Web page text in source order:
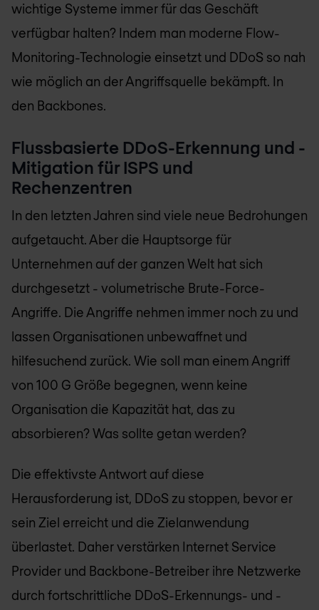
wichtige Systeme immer für das Geschäft
verfügbar halten? Indem man moderne Flow-
Monitoring-Technologie einsetzt und DDoS so nah
wie möglich an der Angriffsquelle bekämpft. In
den Backbones.
Flussbasierte DDoS-Erkennung und -
Mitigation für ISPS und
Rechenzentren
In den letzten Jahren sind viele neue Bedrohungen
aufgetaucht. Aber die Hauptsorge für
Unternehmen auf der ganzen Welt hat sich
durchgesetzt - volumetrische Brute-Force-
Angriffe. Die Angriffe nehmen immer noch zu und
lassen Organisationen unbewaffnet und
hilfesuchend zurück. Wie soll man einem Angriff
von 100 G Größe begegnen, wenn keine
Organisation die Kapazität hat, das zu
absorbieren? Was sollte getan werden?
Die effektivste Antwort auf diese
Herausforderung ist, DDoS zu stoppen, bevor er
sein Ziel erreicht und die Zielanwendung
überlastet. Daher verstärken Internet Service
Provider und Backbone-Betreiber ihre Netzwerke
durch fortschrittliche DDoS-Erkennungs- und -